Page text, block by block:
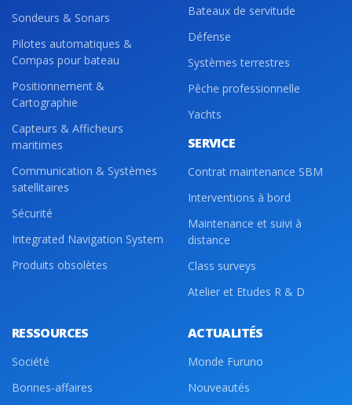
Sondeurs & Sonars
Pilotes automatiques &
Compas pour bateau
Positionnement &
Cartographie
Capteurs & Afficheurs
maritimes
Communication & Systèmes
satellitaires
Sécurité
Integrated Navigation System
Produits obsolètes
Bateaux de servitude
Défense
Systèmes terrestres
Pêche professionnelle
Yachts
SERVICE
Contrat maintenance SBM
Interventions à bord
Maintenance et suivi à
distance
Class surveys
Atelier et Etudes R & D
RESSOURCES
Société
Bonnes-affaires
ACTUALITÉS
Monde Furuno
Nouveautés